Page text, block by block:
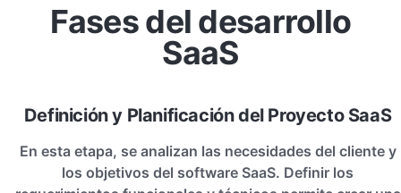
Fases del desarrollo
SaaS
Definición y Planificación del Proyecto SaaS
En esta etapa, se analizan las necesidades del cliente y
los objetivos del software SaaS. Definir los